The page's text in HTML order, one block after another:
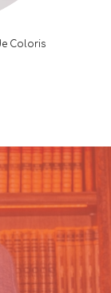
Coloris